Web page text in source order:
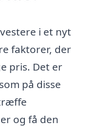
i et nyt
faktorer, der
pris. Det er
på disse
og få den